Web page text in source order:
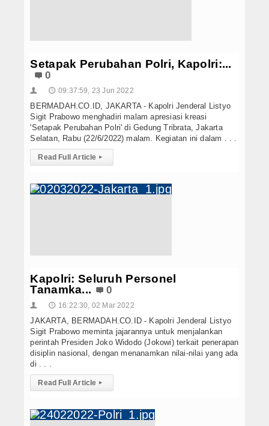
Setapak Perubahan Polri, Kapolri:...
0
👤 🕔 09:37:59, 23 Jun 2022
BERMADAH.CO.ID, JAKARTA - Kapolri Jenderal Listyo
Sigit Prabowo menghadiri malam apresiasi kreasi
'Setapak Perubahan Polri' di Gedung Tribrata, Jakarta
Selatan, Rabu (22/6/2022) malam. Kegiatan ini dalam . . .
Read Full Article ▸
Kapolri: Seluruh Personel
Tanamka...
0
👤 🕔 16:22:30, 02 Mar 2022
JAKARTA, BERMADAH.CO.ID - Kapolri Jenderal Listyo
Sigit Prabowo meminta jajarannya untuk menjalankan
perintah Presiden Joko Widodo (Jokowi) terkait penerapan
disiplin nasional, dengan menanamkan nilai-nilai yang ada
di . . .
Read Full Article ▸